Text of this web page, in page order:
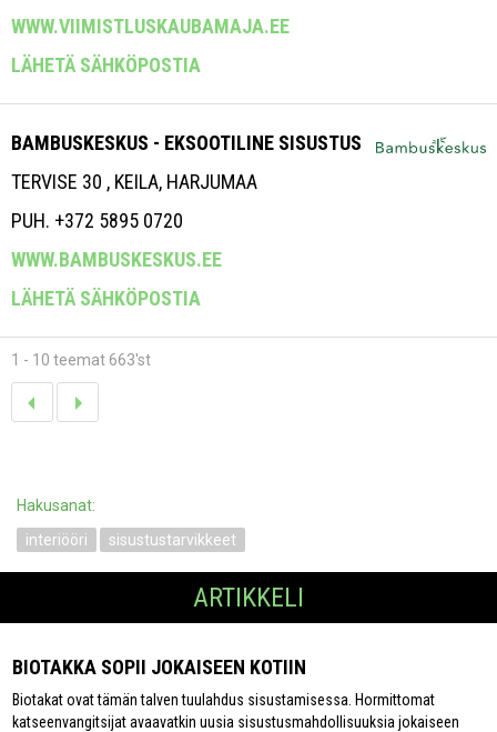
WWW.VIIMISTLUSKAUBAMAJA.EE
LÄHETÄ SÄHKÖPOSTIA
BAMBUSKESKUS - EKSOOTILINE SISUSTUS
TERVISE 30 , KEILA, HARJUMAA
PUH. +372 5895 0720
WWW.BAMBUSKESKUS.EE
LÄHETÄ SÄHKÖPOSTIA
1 - 10 teemat 663'st
Hakusanat:
interiööri
sisustustarvikkeet
ARTIKKELI
BIOTAKKA SOPII JOKAISEEN KOTIIN
Biotakat ovat tämän talven tuulahdus sisustamisessa. Hormittomat
katseenvangitsijat avaavatkin uusia sisustusmahdollisuuksia jokaiseen